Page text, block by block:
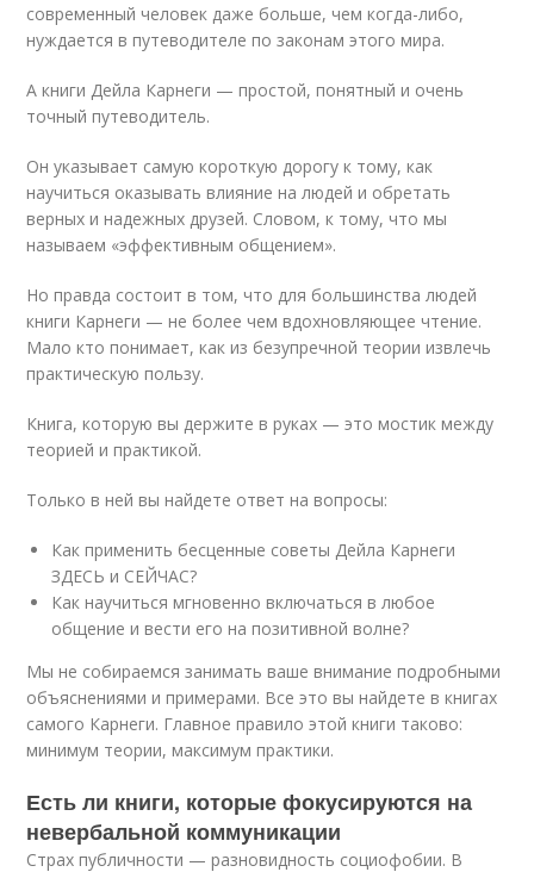
современный человек даже больше, чем когда-либо,
нуждается в путеводителе по законам этого мира.
А книги Дейла Карнеги — простой, понятный и очень
точный путеводитель.
Он указывает самую короткую дорогу к тому, как
научиться оказывать влияние на людей и обретать
верных и надежных друзей. Словом, к тому, что мы
называем «эффективным общением».
Но правда состоит в том, что для большинства людей
книги Карнеги — не более чем вдохновляющее чтение.
Мало кто понимает, как из безупречной теории извлечь
практическую пользу.
Книга, которую вы держите в руках — это мостик между
теорией и практикой.
Только в ней вы найдете ответ на вопросы:
Как применить бесценные советы Дейла Карнеги
ЗДЕСЬ и СЕЙЧАС?
Как научиться мгновенно включаться в любое
общение и вести его на позитивной волне?
Мы не собираемся занимать ваше внимание подробными
объяснениями и примерами. Все это вы найдете в книгах
самого Карнеги. Главное правило этой книги таково:
минимум теории, максимум практики.
Есть ли книги, которые фокусируются на
невербальной коммуникации
Страх публичности — разновидность социофобии. В